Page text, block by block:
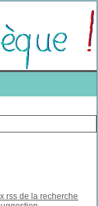
rss de la recherche